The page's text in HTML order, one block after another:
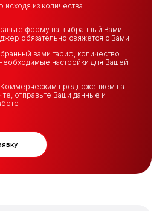
исходя из количества
форму на выбранный Вами
обязательно свяжется с Вами
вами тариф, количество
настройки для Вашей
Коммерческим предложением на
отправьте Ваши данные и